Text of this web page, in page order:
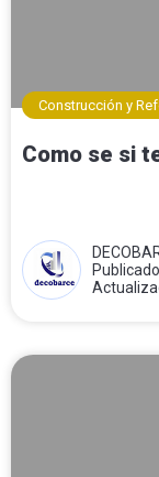
Construcción y
Como se si